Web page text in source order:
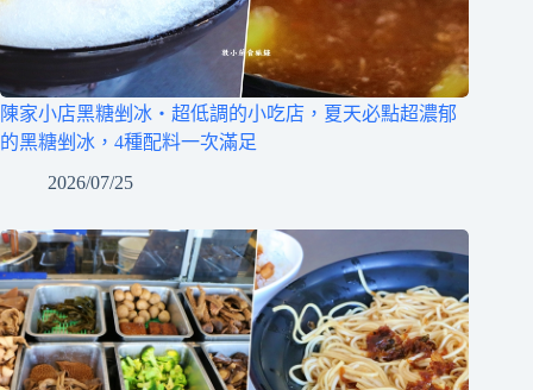
陳家小店黑糖剉冰‧超低調的小吃店，夏天必點超濃郁
的黑糖剉冰，4種配料一次滿足
2026/07/25